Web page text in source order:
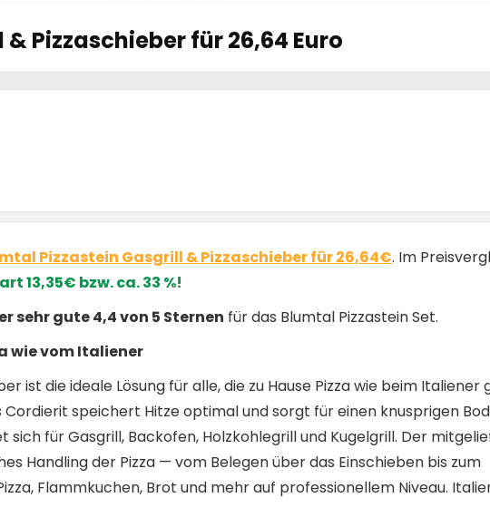
Pizzaschieber für 26,64 Euro
Pizzastein Gasgrill & Pizzaschieber für 26,64€. Im
13,35€ bzw. ca. 33 %!
sehr gute 4,4 von 5 Sternen für das Blumtal Pizzastein Set.
wie vom Italiener
ist die ideale Lösung für alle, die zu Hause Pizza wie beim Italiener
speichert Hitze optimal und sorgt für einen knusprigen
für Gasgrill, Backofen, Holzkohlegrill und Kugelgrill. Der
Handling der Pizza — vom Belegen über das Einschieben bis zum
Flammkuchen, Brot und mehr auf professionellem Niveau.